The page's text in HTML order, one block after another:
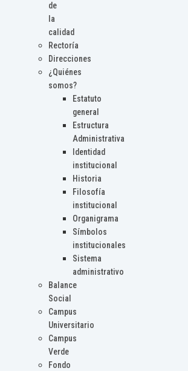
de
la
calidad
Rectoría
Direcciones
¿Quiénes
somos?
Estatuto
general
Estructura
Administrativa
Identidad
institucional
Historia
Filosofía
institucional
Organigrama
Símbolos
institucionales
Sistema
administrativo
Balance
Social
Campus
Universitario
Campus
Verde
Fondo